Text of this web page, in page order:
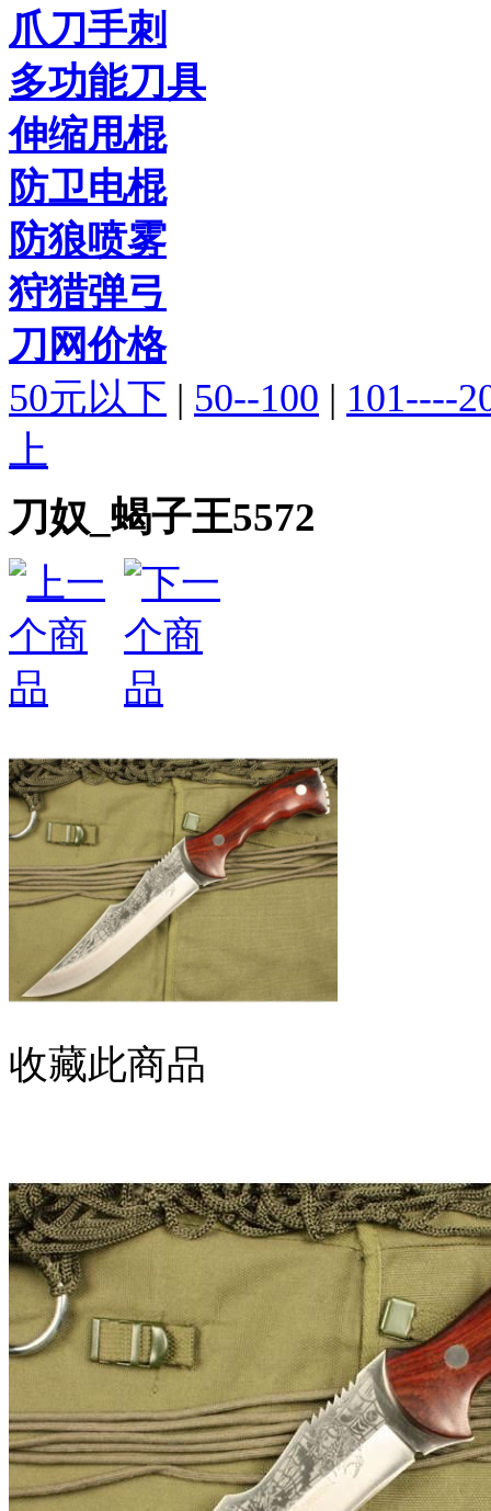
爪刀手刺
多功能刀具
伸缩甩棍
防卫电棍
防狼喷雾
狩猎弹弓
刀网价格
50元以下 | 50--100 | 101----
上
刀奴_蝎子王5572
收藏此商品